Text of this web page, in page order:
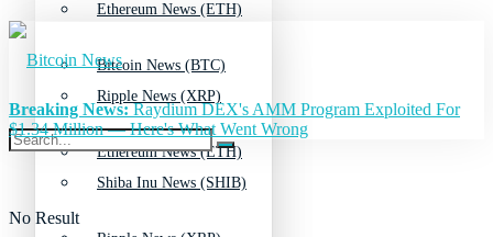
Ethereum News (ETH)
Ripple News (XRP)
Shiba Inu News (SHIB)
Bitcoin News (BTC)
Ethereum News (ETH)
No Result
Breaking News:Raydium DEX's AMM Program Exploited For
$1.34 Million — Here's What Went Wrong